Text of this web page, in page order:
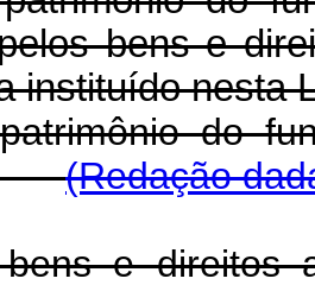
bens e
instituído nesta
do
(Redação
e direitos